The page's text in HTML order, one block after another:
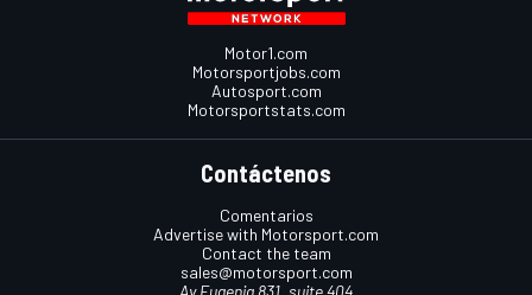
Motor1.com
Motorsportjobs.com
Autosport.com
Motorsportstats.com
Contáctenos
Comentarios
Advertise with Motorsport.com
Contact the team
sales@motorsport.com